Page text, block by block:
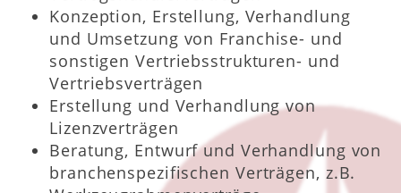
Konzeption, Erstellung, Verhandlung
und Umsetzung von Franchise- und
sonstigen Vertriebsstrukturen- und
Vertriebsverträgen
Erstellung und Verhandlung von
Lizenzverträgen
Beratung, Entwurf und Verhandlung von
branchenspezifischen Verträgen, z.B.